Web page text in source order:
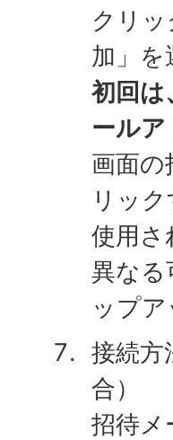
クリ
加」を
初回は
ール
画面
リッ
使用さ
異なる
ップ
接続方
合）
招待メ